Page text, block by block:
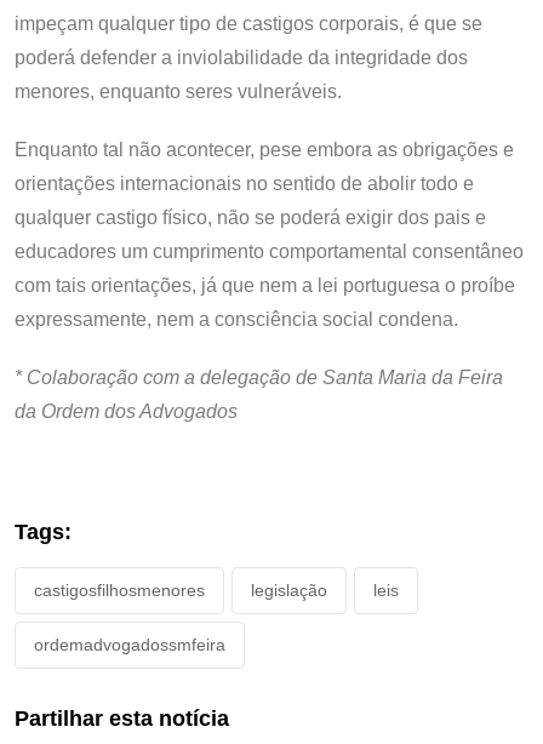
impeçam qualquer tipo de castigos corporais, é que se
poderá defender a inviolabilidade da integridade dos
menores, enquanto seres vulneráveis.
Enquanto tal não acontecer, pese embora as obrigações e
orientações internacionais no sentido de abolir todo e
qualquer castigo físico, não se poderá exigir dos pais e
educadores um cumprimento comportamental consentâneo
com tais orientações, já que nem a lei portuguesa o proíbe
expressamente, nem a consciência social condena.
* Colaboração com a delegação de Santa Maria da Feira
da Ordem dos Advogados
Tags:
castigosfilhosmenores legislação leis
ordemadvogadossmfeira
Partilhar esta notícia